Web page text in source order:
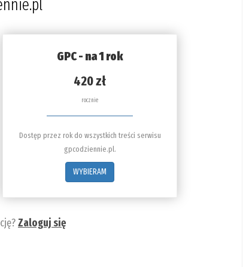
GPC - na 1 rok
420 zł
rocznie
Dostęp przez rok do wszystkich treści serwisu
gpcodziennie.pl.
WYBIERAM
Zaloguj się